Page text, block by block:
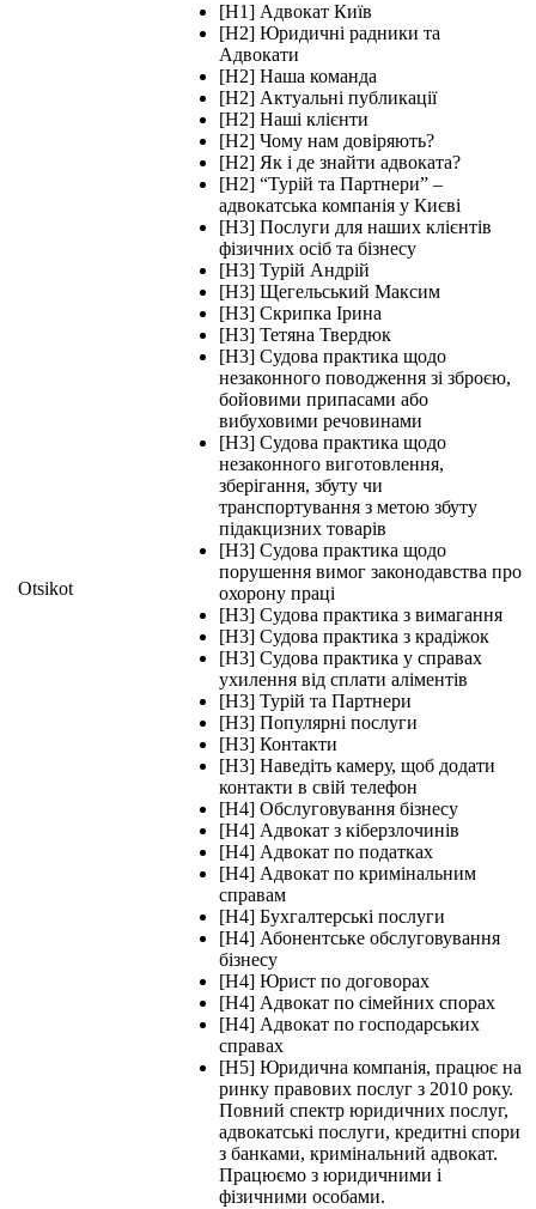
Otsikot
[H1] Адвокат Київ
[H2] Юридичні радники та
Адвокати
[H2] Наша команда
[H2] Актуальні публикації
[H2] Наші клієнти
[H2] Чому нам довіряють?
[H2] Як і де знайти адвоката?
[H2] “Турій та Партнери” –
адвокатська компанія у Києві
[H3] Послуги для наших клієнтів
фізичних осіб та бізнесу
[H3] Турій Андрій
[H3] Щегельський Максим
[H3] Скрипка Ірина
[H3] Тетяна Твердюк
[H3] Судова практика щодо
незаконного поводження зі зброєю,
бойовими припасами або
вибуховими речовинами
[H3] Судова практика щодо
незаконного виготовлення,
зберігання, збуту чи
транспортування з метою збуту
підакцизних товарів
[H3] Судова практика щодо
порушення вимог законодавства про
охорону праці
[H3] Судова практика з вимагання
[H3] Судова практика з крадіжок
[H3] Судова практика у справах
ухилення від сплати аліментів
[H3] Турій та Партнери
[H3] Популярні послуги
[H3] Контакти
[H3] Наведіть камеру, щоб додати
контакти в свій телефон
[H4] Обслуговування бізнесу
[H4] Адвокат з кіберзлочинів
[H4] Адвокат по податках
[H4] Адвокат по кримінальним
справам
[H4] Бухгалтерські послуги
[H4] Абонентське обслуговування
бізнесу
[H4] Юрист по договорах
[H4] Адвокат по сімейних спорах
[H4] Адвокат по господарських
справах
[H5] Юридична компанія, працює на
ринку правових послуг з 2010 року.
Повний спектр юридичних послуг,
адвокатські послуги, кредитні спори
з банками, кримінальний адвокат.
Працюємо з юридичними і
фізичними особами.